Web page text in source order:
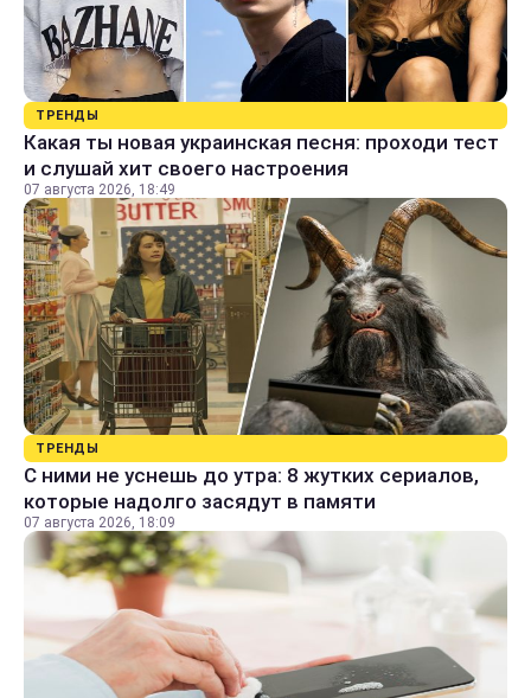
ТРЕНДЫ
Какая ты новая украинская песня: проходи тест
и слушай хит своего настроения
07 августа 2026, 18:49
ТРЕНДЫ
С ними не уснешь до утра: 8 жутких сериалов,
которые надолго засядут в памяти
07 августа 2026, 18:09